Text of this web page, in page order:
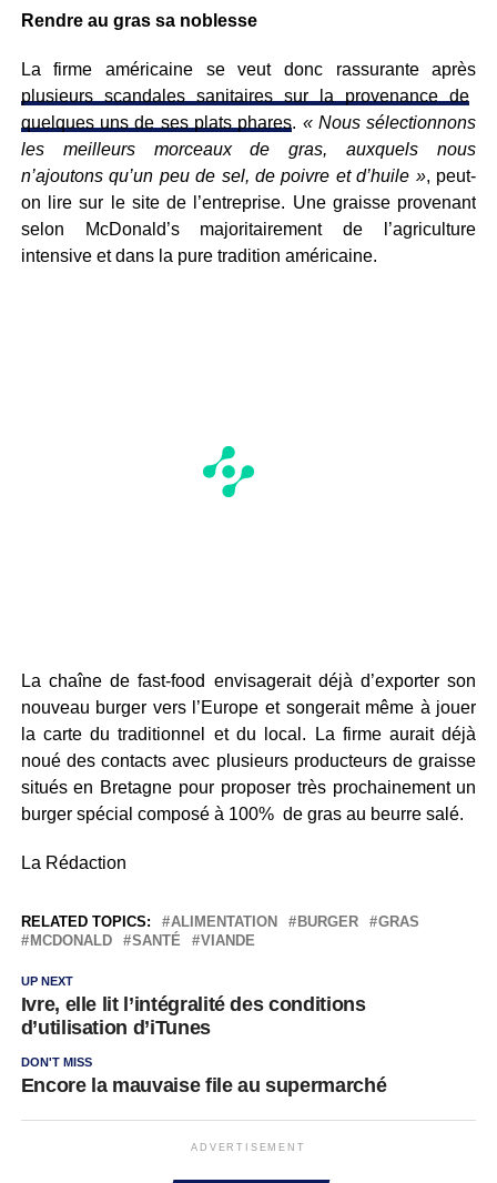
Rendre au gras sa noblesse
La firme américaine se veut donc rassurante après
plusieurs scandales sanitaires sur la provenance de
quelques uns de ses plats phares. « Nous sélectionnons
les meilleurs morceaux de gras, auxquels nous
n’ajoutons qu’un peu de sel, de poivre et d’huile », peut-
on lire sur le site de l’entreprise. Une graisse provenant
selon McDonald’s majoritairement de l’agriculture
intensive et dans la pure tradition américaine.
La chaîne de fast-food envisagerait déjà d’exporter son
nouveau burger vers l’Europe et songerait même à jouer
la carte du traditionnel et du local. La firme aurait déjà
noué des contacts avec plusieurs producteurs de graisse
situés en Bretagne pour proposer très prochainement un
burger spécial composé à 100% de gras au beurre salé.
La Rédaction
RELATED TOPICS: ALIMENTATION BURGER
GRAS
MCDONALD
SANTÉ VIANDE
UP NEXT
Ivre, elle lit l’intégralité des conditions
d’utilisation d’iTunes
DON'T MISS
Encore la mauvaise file au supermarché
ADVERTISEMENT